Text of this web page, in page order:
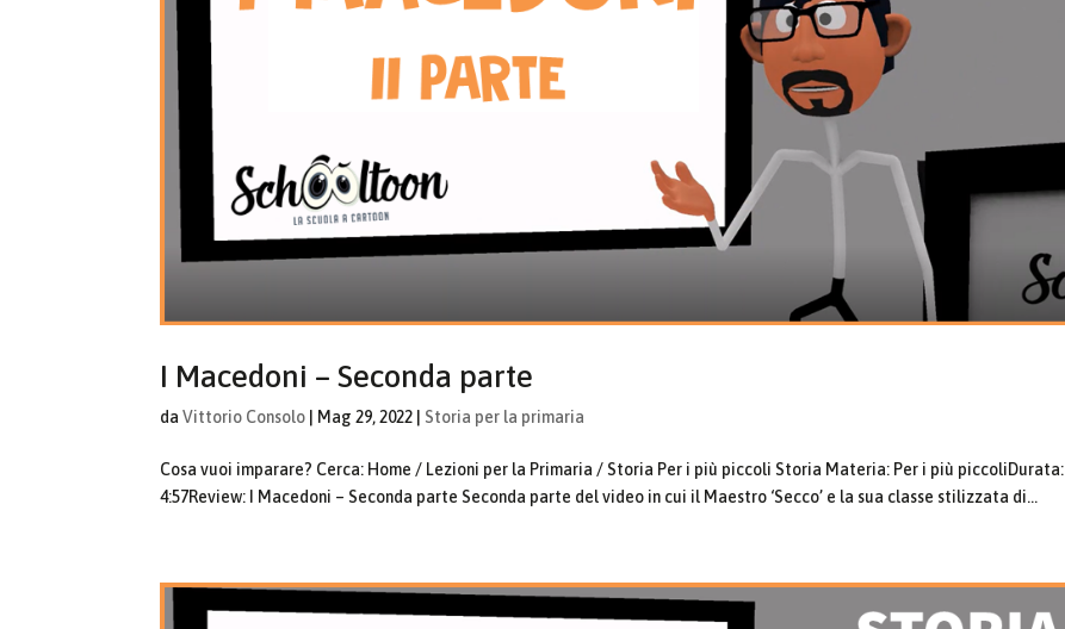
I Macedoni – Seconda parte
daVittorio Consolo Mag 29, 2022 Storia per la primaria
Cosa vuoi imparare? Cerca: Home / Lezioni per la Primaria / Storia Per i più piccoli Storia Materia: Per i più piccoliDurata:
4:57Review: I Macedoni – Seconda parte Seconda parte del video in cui il Maestro ‘Secco’ e la sua classe stilizzata di...